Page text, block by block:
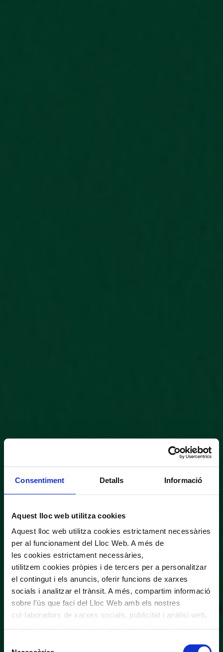
Consentiment Detalls Informació
Aquest lloc web utilitza cookies
Aquest lloc web utilitza cookies estrictament necessàries
per al funcionament del Lloc Web. A més de
les cookies estrictament necessàries,
utilitzem cookies pròpies i de tercers per a personalitzar
el contingut i els anuncis, oferir funcions de xarxes
socials i analitzar el trànsit. A més, compartim informació
sobre l'ús que faci del Lloc Web amb els nostres
col·laboradors de xarxes socials, publicitat i anàlisi web,